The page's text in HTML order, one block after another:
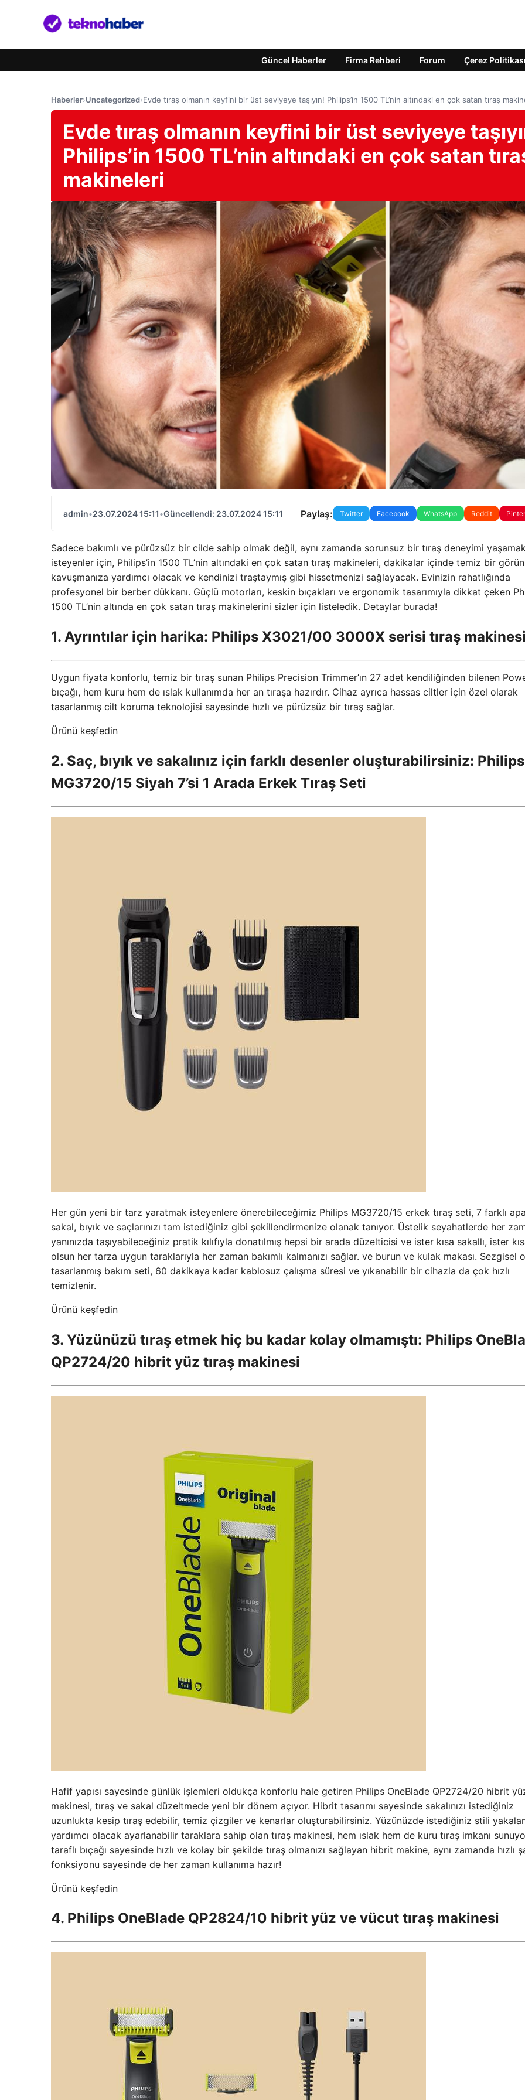
Güncel Haberler Firma Rehberi Forum Çerez
Haberler›Uncategorized›Evde tıraş olmanın keyfini bir üst seviyeye taşıyın! Philips’in 1500 TL’nin altındaki en çok satan tıraş
Evde tıraş olmanın keyfini bir üst seviyeye
Philips’in 1500 TL’nin altındaki en çok satan
makineleri
admin•23.07.2024 15:11•Güncellendi: 23.07.2024 15:11 Paylaş: Twitter Facebook WhatsApp Reddit
Sadece bakımlı ve pürüzsüz bir cilde sahip olmak değil, aynı zamanda sorunsuz bir tıraş deneyimi
isteyenler için, Philips’in 1500 TL’nin altındaki en çok satan tıraş makineleri, dakikalar içinde temiz bir
kavuşmanıza yardımcı olacak ve kendinizi traştaymış gibi hissetmenizi sağlayacak. Evinizin rahatlığında
profesyonel bir berber dükkanı. Güçlü motorları, keskin bıçakları ve ergonomik tasarımıyla dikkat çeken
1500 TL’nin altında en çok satan tıraş makinelerini sizler için listeledik. Detaylar burada!
1. Ayrıntılar için harika: Philips X3021/00 3000X serisi tıraş
Uygun fiyata konforlu, temiz bir tıraş sunan Philips Precision Trimmer’ın 27 adet kendiliğinden bilenen
bıçağı, hem kuru hem de ıslak kullanımda her an tıraşa hazırdır. Cihaz ayrıca hassas ciltler için özel olarak
tasarlanmış cilt koruma teknolojisi sayesinde hızlı ve pürüzsüz bir tıraş sağlar.
Ürünü keşfedin
2. Saç, bıyık ve sakalınız için farklı desenler oluşturabilirsiniz: Philips
MG3720/15 Siyah 7’si 1 Arada Erkek Tıraş Seti
Her gün yeni bir tarz yaratmak isteyenlere önerebileceğimiz Philips MG3720/15 erkek tıraş seti, 7 farklı
sakal, bıyık ve saçlarınızı tam istediğiniz gibi şekillendirmenize olanak tanıyor. Üstelik seyahatlerde her
yanınızda taşıyabileceğiniz pratik kılıfıyla donatılmış hepsi bir arada düzelticisi ve ister kısa sakallı, ister
olsun her tarza uygun taraklarıyla her zaman bakımlı kalmanızı sağlar. ve burun ve kulak makası. Sezgisel
tasarlanmış bakım seti, 60 dakikaya kadar kablosuz çalışma süresi ve yıkanabilir bir cihazla da çok hızlı
temizlenir.
Ürünü keşfedin
3. Yüzünüzü tıraş etmek hiç bu kadar kolay olmamıştı: Philips
QP2724/20 hibrit yüz tıraş makinesi
Hafif yapısı sayesinde günlük işlemleri oldukça konforlu hale getiren Philips OneBlade QP2724/20 hibrit
makinesi, tıraş ve sakal düzeltmede yeni bir dönem açıyor. Hibrit tasarımı sayesinde sakalınızı istediğiniz
uzunlukta kesip tıraş edebilir, temiz çizgiler ve kenarlar oluşturabilirsiniz. Yüzünüzde istediğiniz stili
yardımcı olacak ayarlanabilir taraklara sahip olan tıraş makinesi, hem ıslak hem de kuru tıraş imkanı
taraflı bıçağı sayesinde hızlı ve kolay bir şekilde tıraş olmanızı sağlayan hibrit makine, aynı zamanda hızlı
fonksiyonu sayesinde de her zaman kullanıma hazır!
Ürünü keşfedin
4. Philips OneBlade QP2824/10 hibrit yüz ve vücut tıraş makinesi